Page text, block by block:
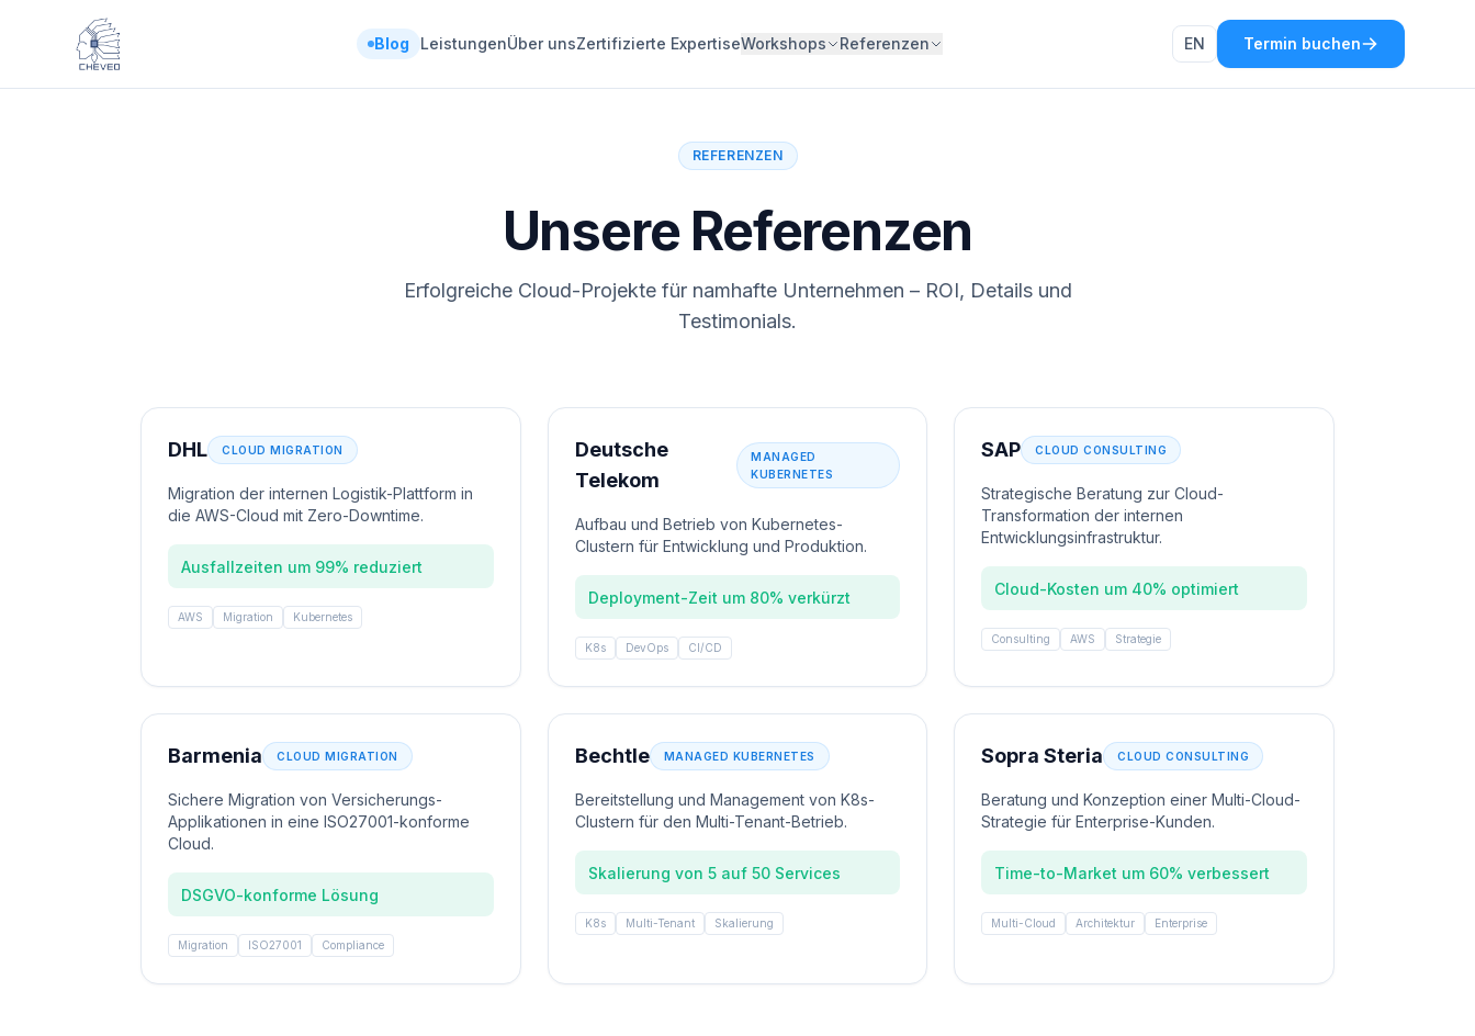
Blog LeistungenÜber unsZertifizierte ExpertiseWorkshops Referenzen EN Termin buchen
REFERENZEN
Unsere Referenzen
Erfolgreiche Cloud-Projekte für namhafte Unternehmen – ROI, Details und
Testimonials.
DHL CLOUD MIGRATION
Migration der internen Logistik-Plattform in
die AWS-Cloud mit Zero-Downtime.
Ausfallzeiten um 99% reduziert
AWS Migration Kubernetes
Deutsche
Telekom
MANAGED
KUBERNETES
Aufbau und Betrieb von Kubernetes-
Clustern für Entwicklung und Produktion.
Deployment-Zeit um 80% verkürzt
K8s DevOps CI/CD
SAP CLOUD CONSULTING
Strategische Beratung zur Cloud-
Transformation der internen
Entwicklungsinfrastruktur.
Cloud-Kosten um 40% optimiert
Consulting AWS Strategie
Barmenia CLOUD MIGRATION
Sichere Migration von Versicherungs-
Applikationen in eine ISO27001-konforme
Cloud.
DSGVO-konforme Lösung
Migration ISO27001 Compliance
Bechtle MANAGED KUBERNETES
Bereitstellung und Management von K8s-
Clustern für den Multi-Tenant-Betrieb.
Skalierung von 5 auf 50 Services
K8s Multi-Tenant Skalierung
Sopra Steria CLOUD CONSULTING
Beratung und Konzeption einer Multi-Cloud-
Strategie für Enterprise-Kunden.
Time-to-Market um 60% verbessert
Multi-Cloud Architektur Enterprise